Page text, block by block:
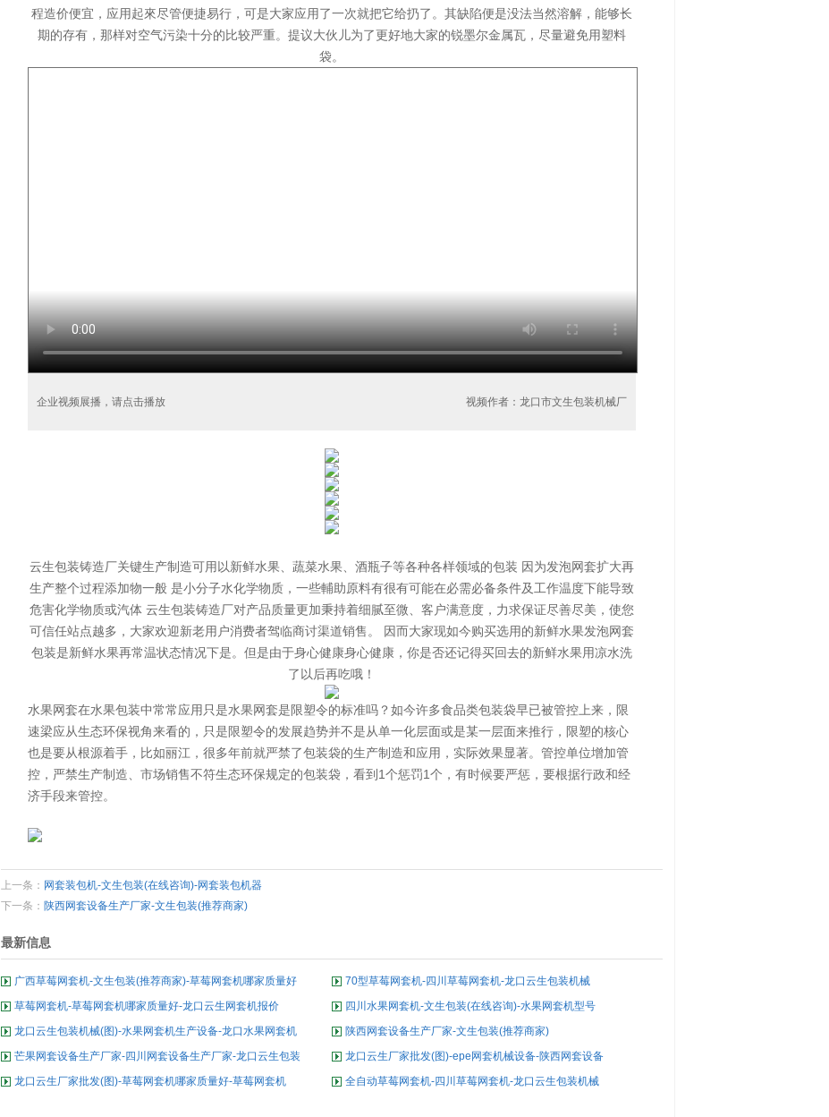
程造价便宜，应用起來尽管便捷易行，可是大家应用了一次就把它给扔了。其缺陷便是没法当然溶解，能够长
期的存有，那样对空气污染十分的比较严重。提议大伙儿为了更好地大家的锐墨尔金属瓦，尽量避免用塑料
袋。
企业视频展播，请点击播放 视频作者：龙口市文生包装机械厂
云生包装铸造厂关键生产制造可用以新鲜水果、蔬菜水果、酒瓶子等各种各样领域的包装 因为发泡网套扩大再
生产整个过程添加物一般 是小分子水化学物质，一些輔助原料有很有可能在必需必备条件及工作温度下能导致
危害化学物质或汽体 云生包装铸造厂对产品质量更加秉持着细腻至微、客户满意度，力求保证尽善尽美，使您
可信任站点越多，大家欢迎新老用户消费者驾临商讨渠道销售。 因而大家现如今购买选用的新鲜水果发泡网套
包装是新鲜水果再常温状态情况下是。但是由于身心健康身心健康，你是否还记得买回去的新鲜水果用凉水洗
了以后再吃哦！
水果网套在水果包装中常常应用只是水果网套是限塑令的标准吗？如今许多食品类包装袋早已被管控上来，限
速梁应从生态环保视角来看的，只是限塑令的发展趋势并不是从单一化层面或是某一层面来推行，限塑的核心
也是要从根源着手，比如丽江，很多年前就严禁了包装袋的生产制造和应用，实际效果显著。管控单位增加管
控，严禁生产制造、市场销售不符生态环保规定的包装袋，看到1个惩罚1个，有时候要严惩，要根据行政和经
济手段来管控。
上一条： 网套装包机-文生包装(在线咨询)-网套装包机器
下一条： 陕西网套设备生产厂家-文生包装(推荐商家)
最新信息
广西草莓网套机-文生包装(推荐商家)-草莓网套机哪家质量好
70型草莓网套机-四川草莓网套机-龙口云生包装机械
草莓网套机-草莓网套机哪家质量好-龙口云生网套机报价
四川水果网套机-文生包装(在线咨询)-水果网套机型号
龙口云生包装机械(图)-水果网套机生产设备-龙口水果网套机
陕西网套设备生产厂家-文生包装(推荐商家)
芒果网套设备生产厂家-四川网套设备生产厂家-龙口云生包装
机械
龙口云生厂家批发(图)-epe网套机械设备-陕西网套设备
龙口云生厂家批发(图)-草莓网套机哪家质量好-草莓网套机
全自动草莓网套机-四川草莓网套机-龙口云生包装机械